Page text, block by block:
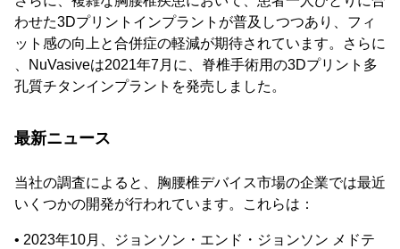
わせた3Dプリントインプラントが普及しつつあり、フィ
ット感の向上と合併症の軽減が期待されています。さらに
、NuVasiveは2021年7月に、脊椎手術用の3Dプリント多
孔質チタンインプラントを発売しました。
最新ニュース
当社の調査によると、胸腰椎デバイス市場の企業では最近
いくつかの開発が行われています。これらは：
• 2023年10月、ジョンソン・エンド・ジョンソン メドテ